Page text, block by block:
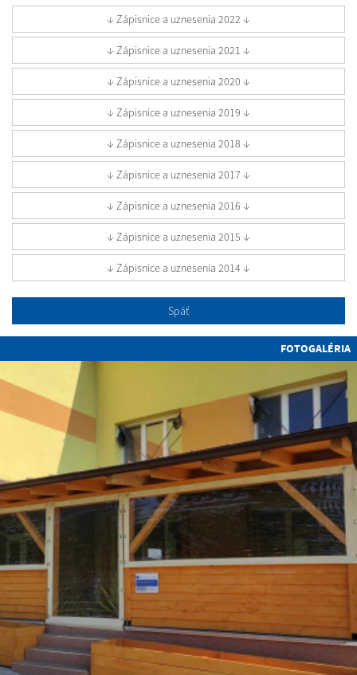
↓ Zápisnice a uznesenia 2022 ↓
↓ Zápisnice a uznesenia 2021 ↓
↓ Zápisnice a uznesenia 2020 ↓
↓ Zápisnice a uznesenia 2019 ↓
↓ Zápisnice a uznesenia 2018 ↓
↓ Zápisnice a uznesenia 2017 ↓
↓ Zápisnice a uznesenia 2016 ↓
↓ Zápisnice a uznesenia 2015 ↓
↓ Zápisnice a uznesenia 2014 ↓
Späť
FOTOGALÉRIA